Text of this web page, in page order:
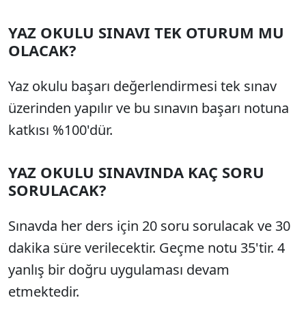
YAZ OKULU SINAVI TEK OTURUM MU
OLACAK?
Yaz okulu başarı değerlendirmesi tek sınav
üzerinden yapılır ve bu sınavın başarı notuna
katkısı %100'dür.
YAZ OKULU SINAVINDA KAÇ SORU
SORULACAK?
Sınavda her ders için 20 soru sorulacak ve 30
dakika süre verilecektir. Geçme notu 35'tir. 4
yanlış bir doğru uygulaması devam
etmektedir.